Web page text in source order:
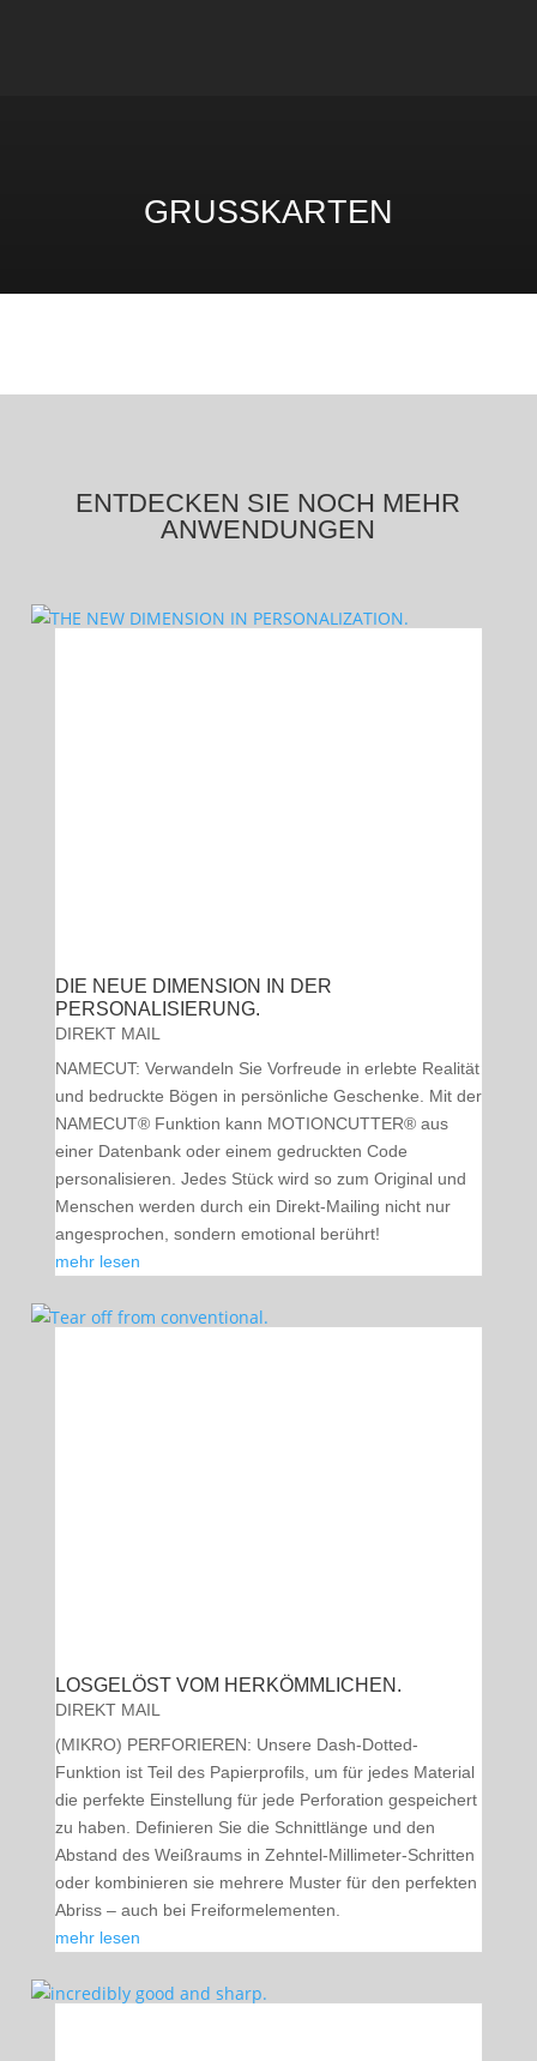
GRUSSKARTEN
ENTDECKEN SIE NOCH MEHR
ANWENDUNGEN
DIE NEUE DIMENSION IN DER
PERSONALISIERUNG.
DIREKT MAIL
NAMECUT: Verwandeln Sie Vorfreude in erlebte Realität
und bedruckte Bögen in persönliche Geschenke. Mit der
NAMECUT® Funktion kann MOTIONCUTTER® aus
einer Datenbank oder einem gedruckten Code
personalisieren. Jedes Stück wird so zum Original und
Menschen werden durch ein Direkt-Mailing nicht nur
angesprochen, sondern emotional berührt!
mehr lesen
LOSGELÖST VOM HERKÖMMLICHEN.
DIREKT MAIL
(MIKRO) PERFORIEREN: Unsere Dash-Dotted-
Funktion ist Teil des Papierprofils, um für jedes Material
die perfekte Einstellung für jede Perforation gespeichert
zu haben. Definieren Sie die Schnittlänge und den
Abstand des Weißraums in Zehntel-Millimeter-Schritten
oder kombinieren sie mehrere Muster für den perfekten
Abriss – auch bei Freiformelementen.
mehr lesen